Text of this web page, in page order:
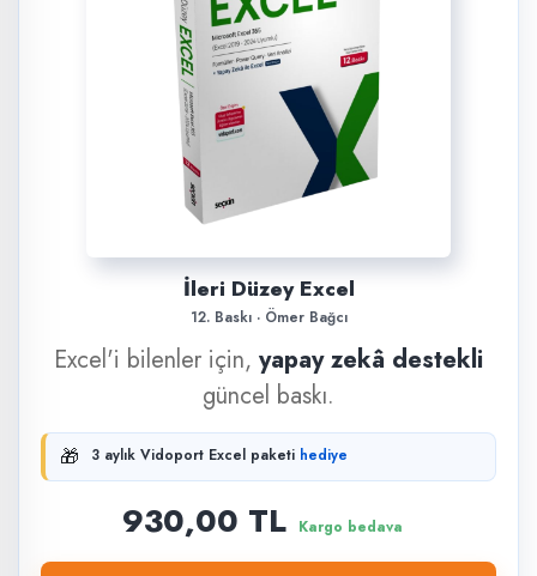
İleri Düzey Excel
12. Baskı · Ömer Bağcı
Excel'i bilenler için, yapay zekâ destekli
güncel baskı.
🎁 3 aylık Vidoport Excel paketi hediye
930,00 TL Kargo bedava